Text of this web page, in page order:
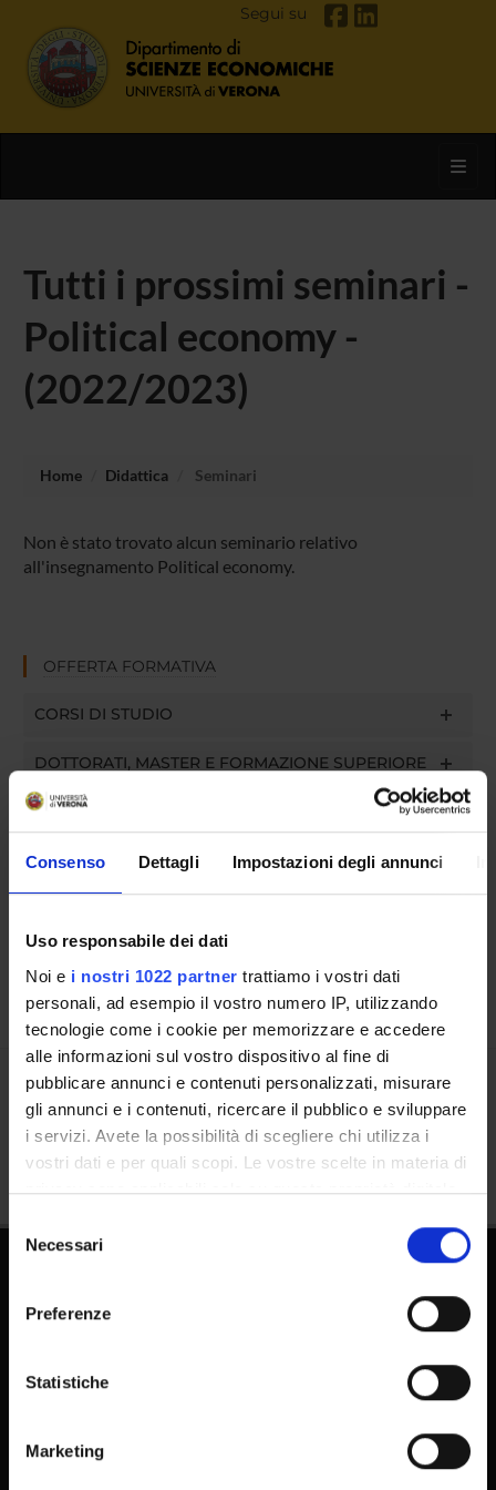
Consenso Dettagli Impostazioni degli annunci
Uso responsabile dei dati
Noi e i nostri 1022 partner trattiamo i vostri dati
personali, ad esempio il vostro numero IP, utilizzando
tecnologie come i cookie per memorizzare e accedere
alle informazioni sul vostro dispositivo al fine di
pubblicare annunci e contenuti personalizzati, misurare
gli annunci e i contenuti, ricercare il pubblico e sviluppare
i servizi. Avete la possibilità di scegliere chi utilizza i
vostri dati e per quali scopi. Le vostre scelte in materia di
privacy sono applicabili solo su questa proprietà digitale
modificare o revocare il proprio consenso in qualsiasi
momento dalla Dichiarazione sui cookie o facendo clic
raccogliere informazioni sulla tua posizione
geografica, con un'approssimazione di qualche
Identificare il tuo dispositivo, scansionandolo
delNecessari
Preferenze
Statistiche
Marketing
Segui su
Tutti i prossimi seminari -
Political economy -
(2022/2023)
Home Didattica Seminari
Non è stato trovato alcun seminario relativo
all'insegnamento Political economy.
OFFERTA FORMATIVA
CORSI DI STUDIO
DOTTORATI, MASTER E FORMAZIONE SUPERIORE
Persone
Luoghi
Condividi
E-learning